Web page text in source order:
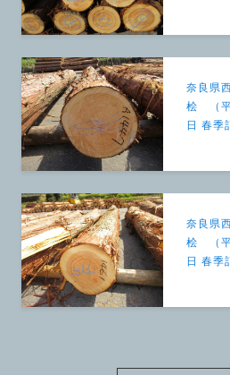
奈良県
桧 （平
日 春季
奈良県
桧 （平
日 春季